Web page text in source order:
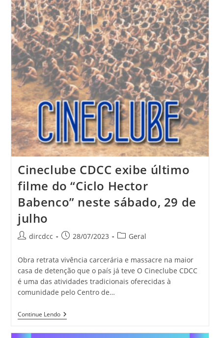
Cineclube CDCC exibe último
filme do “Ciclo Hector
Babenco” neste sábado, 29 de
julho
dircdcc 28/07/2023 Geral
Obra retrata vivência carcerária e massacre na maior
casa de detenção que o país já teve O Cineclube CDCC
é uma das atividades tradicionais oferecidas à
comunidade pelo Centro de…
Continue Lendo